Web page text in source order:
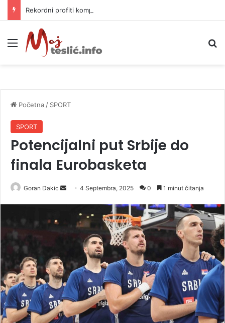
Meni
Početna / SPORT
SPORT
Potencijalni put Srbije do
finala Eurobasketa
Goran Dakic
m
a
i
4 Septembra, 2025 0 1 minut čitanja